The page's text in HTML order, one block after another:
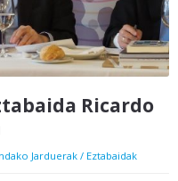
Ricardo
Jarduerak / Eztabaidak